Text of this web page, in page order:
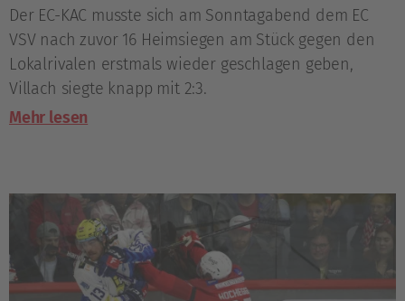
Der EC-KAC musste sich am Sonntagabend dem EC
VSV nach zuvor 16 Heimsiegen am Stück gegen den
Lokalrivalen erstmals wieder geschlagen geben,
Villach siegte knapp mit 2:3.
Mehr lesen